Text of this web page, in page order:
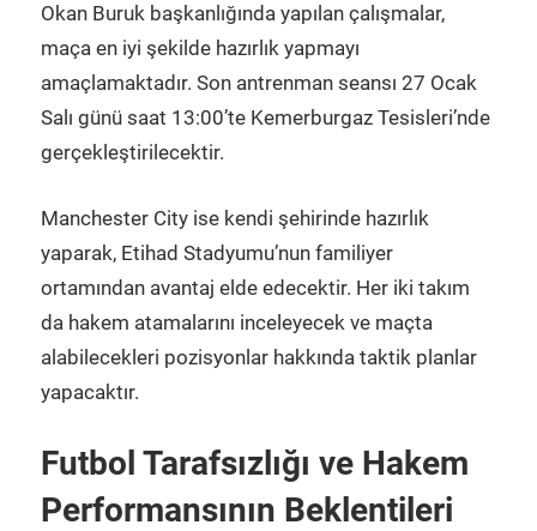
Okan Buruk başkanlığında yapılan çalışmalar,
maça en iyi şekilde hazırlık yapmayı
amaçlamaktadır. Son antrenman seansı 27 Ocak
Salı günü saat 13:00’te Kemerburgaz Tesisleri’nde
gerçekleştirilecektir.
Manchester City ise kendi şehirinde hazırlık
yaparak, Etihad Stadyumu’nun familiyer
ortamından avantaj elde edecektir. Her iki takım
da hakem atamalarını inceleyecek ve maçta
alabilecekleri pozisyonlar hakkında taktik planlar
yapacaktır.
Futbol Tarafsızlığı ve Hakem
Performansının Beklentileri